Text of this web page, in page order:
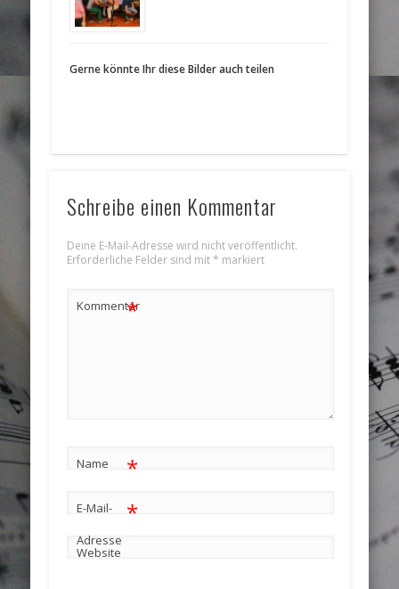
Gerne könnte Ihr diese Bilder auch teilen
Schreibe einen Kommentar
Deine E-Mail-Adresse wird nicht veröffentlicht.
Erforderliche Felder sind mit* markiert
Kommentar
*
Name *
E-Mail-
Adresse
*
Website